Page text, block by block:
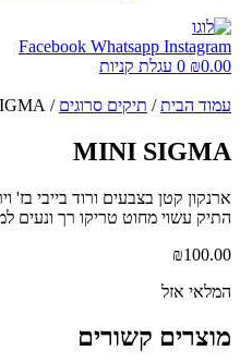
Facebook Whatsapp Instagram
₪0.00
0 עגלת קניות
עמוד הבית/ תיקים סרוגים / MINI SIGMA
MINI SIGMA
ארנקון קטן בצבעים ורוד בייבי בז'
התיק עשוי מחוט טריקו רך ונעים
₪100.00
המלאי אזל
מוצרים קשורים